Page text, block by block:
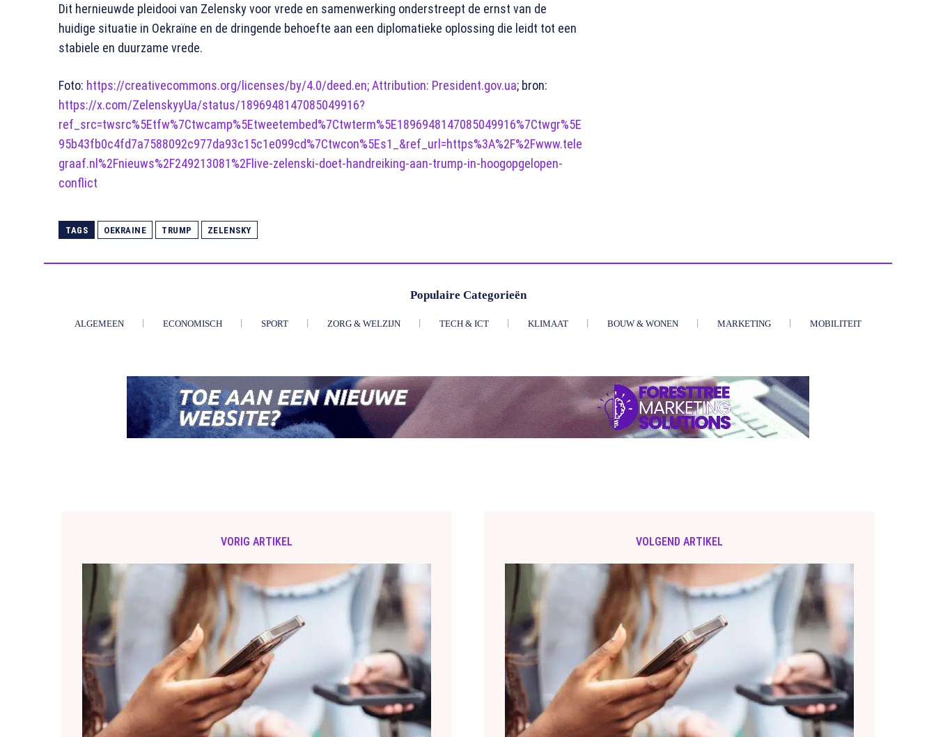
Dit hernieuwde pleidooi van Zelensky voor vrede en samenwerking onderstreept de ernst van de
huidige situatie in Oekraïne en de dringende behoefte aan een diplomatieke oplossing die leidt tot een
stabiele en duurzame vrede.
Foto: https://creativecommons.org/licenses/by/4.0/deed.en; Attribution: President.gov.ua; bron:
https://x.com/ZelenskyyUa/status/1896948147085049916?
ref_src=twsrc%5Etfw%7Ctwcamp%5Etweetembed%7Ctwterm%5E1896948147085049916%7Ctwgr%5E
95b43fb0c4fd7a7588092c977da93c15c1e099cd%7Ctwcon%5Es1_&ref_url=https%3A%2F%2Fwww.tele
graaf.nl%2Fnieuws%2F249213081%2Flive-zelenski-doet-handreiking-aan-trump-in-hoogopgelopen-
conflict
TAGS OEKRAINE TRUMP ZELENSKY
Populaire Categorieën
ALGEMEEN ECONOMISCH SPORT ZORG & WELZIJN TECH & ICT KLIMAAT BOUW & WONEN MARKETING MOBILITEIT
VORIG ARTIKEL VOLGEND ARTIKEL